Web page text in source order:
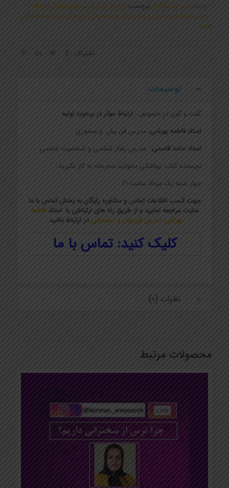
دسته: لایو اینستاگرام برچسب: ارتباط موثر در برخورد اولیه, ارتباطات
موثر, دوره فن بیان,دوره فن بیان و سخنرانی,دوره فن بیان و سخنرانی
خوب
اشتراک
توضیحات
گفت و گوی در خصوص : ارتباط موثر در برخورد اولیه
استاد فاطمه بهرامی: مدرس فن بیان و سخوری
استاد حامد قاسمی: مدرس رفتار شناسی و شخصیت شناسی
نویسنده کتاب: یواشکی بخوانید محرمانه به کار بگیرید.
چهار شنبه یک مرداد ساعت 21
جهت کسب اطلاعات تماس و مشاوره رایگان به بخش تماس با ما
سایت مراجعه نمایید و از طریق راه های ارتباطی با استادفاطمه
بهرامی مدرس فن بیان و سخنرانی در ارتباط باشید.
کلیک کنید: تماس با ما
نظرات (0)
محصولات مرتبط